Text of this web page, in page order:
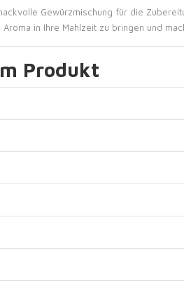
Gewürzmischung für die
Aroma in Ihre Mahlzeit zu bringen und
Produkt